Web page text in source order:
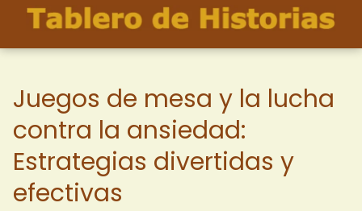
Juegos de mesa y la lucha
contra la ansiedad:
Estrategias divertidas y
efectivas